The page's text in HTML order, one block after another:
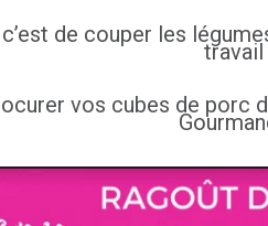
de couper les
travail
vos cubes de porc